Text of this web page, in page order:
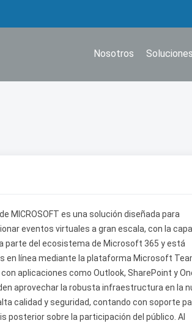
Soluciones
Nosotros
MICROSOFT es una solución diseñada para
eventos virtuales a gran escala, con la
parte del ecosistema de Microsoft 365 y está
en línea mediante la plataforma Microsoft
aplicaciones como Outlook, SharePoint y
aprovechar la robusta infraestructura en la
calidad y seguridad, contando con soporte
posterior sobre la participación del público. Al